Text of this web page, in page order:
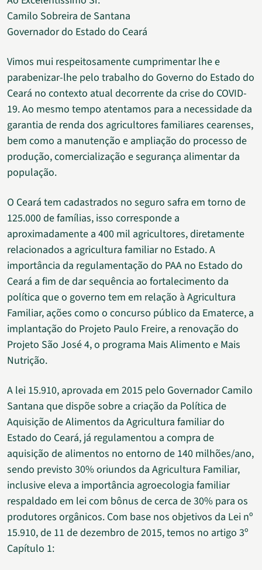
Camilo Sobreira de Santana
Governador do Estado do Ceará
Vimos mui respeitosamente cumprimentar lhe e
parabenizar-lhe pelo trabalho do Governo do Estado do
Ceará no contexto atual decorrente da crise do COVID-
19. Ao mesmo tempo atentamos para a necessidade da
garantia de renda dos agricultores familiares cearenses,
bem como a manutenção e ampliação do processo de
produção, comercialização e segurança alimentar da
população.
O Ceará tem cadastrados no seguro safra em torno de
125.000 de famílias, isso corresponde a
aproximadamente a 400 mil agricultores, diretamente
relacionados a agricultura familiar no Estado. A
importância da regulamentação do PAA no Estado do
Ceará a fim de dar sequência ao fortalecimento da
política que o governo tem em relação à Agricultura
Familiar, ações como o concurso público da Ematerce, a
implantação do Projeto Paulo Freire, a renovação do
Projeto São José 4, o programa Mais Alimento e Mais
Nutrição.
A lei 15.910, aprovada em 2015 pelo Governador Camilo
Santana que dispõe sobre a criação da Política de
Aquisição de Alimentos da Agricultura familiar do
Estado do Ceará, já regulamentou a compra de
aquisição de alimentos no entorno de 140 milhões/ano,
sendo previsto 30% oriundos da Agricultura Familiar,
inclusive eleva a importância agroecologia familiar
respaldado em lei com bônus de cerca de 30% para os
produtores orgânicos. Com base nos objetivos da Lei nº
15.910, de 11 de dezembro de 2015, temos no artigo 3º
Capítulo 1: